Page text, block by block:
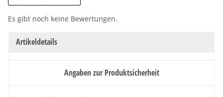
Es gibt noch keine Bewertungen.
Artikeldetails
Angaben zur Produktsicherheit